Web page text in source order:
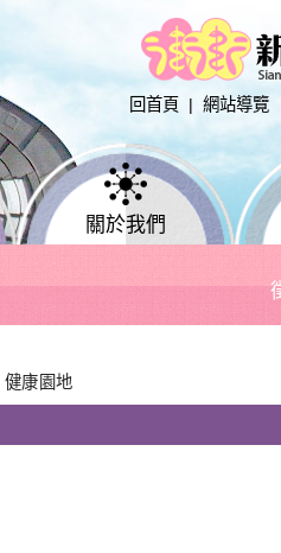
回首頁 | 網站導覽
關於我們
徵
健康園地